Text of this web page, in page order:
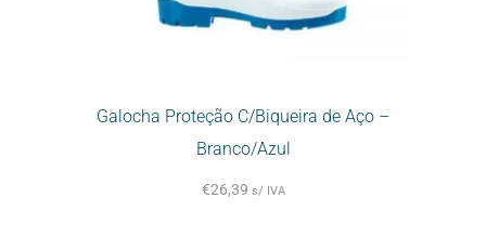
Galocha Proteção C/Biqueira de Aço –
Branco/Azul
€26,39 s/ IVA